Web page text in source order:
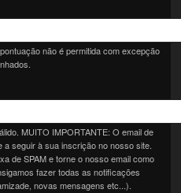
não é permitida com excepção
MUITO IMPORTANTE: O email de
seguir à sua inscrição no nosso site.
de SPAM e torne o nosso email como
fazer todas as notificações
novas mensagens etc...).